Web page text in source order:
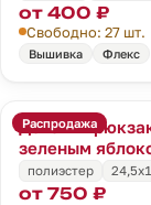
от 400 ₽
Свободно: 27 шт.
Вышивка Флекс
Распродажа
Детский
зеленым
полиэстер
от 750 ₽